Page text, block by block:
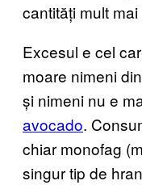
cantități mult mai
Excesul e cel
moare nimeni
și nimeni nu e
avocado.
chiar monofag
singur tip de